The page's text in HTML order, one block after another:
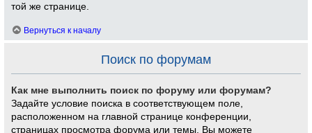
той же странице.
Вернуться к началу
Поиск по форумам
Как мне выполнить поиск по форуму или форумам?
Задайте условие поиска в соответствующем поле,
расположенном на главной странице конференции,
страницах просмотра форума или темы. Вы можете